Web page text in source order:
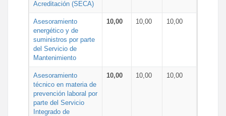
Acreditación (SECA)
Asesoramiento
energético y de
suministros por parte
del Servicio de
Mantenimiento
10,00 10,00 10,00
Asesoramiento
técnico en materia de
prevención laboral por
parte del Servicio
Integrado de
10,00 10,00 10,00